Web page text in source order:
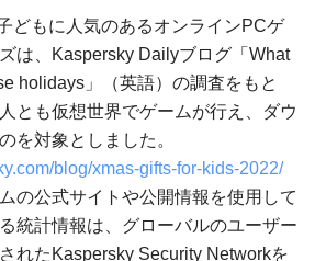
どもに人気のあるオンラインPCゲ
は、Kaspersky Dailyブログ「What
holidays」（英語）の調査をもと
とも仮想世界でゲームが行え、ダウ
を対象としました。
blog/xmas-gifts-for-kids-2022/
の公式サイトや公開情報を使用して
統計情報は、グローバルのユーザー
れたKaspersky Security Networkを